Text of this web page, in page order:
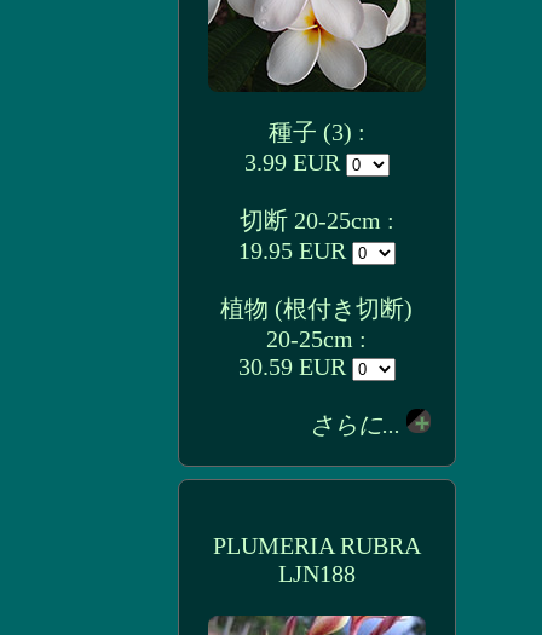
種子 (3) :
3.99 EUR
切断 20-25cm :
19.95 EUR
植物 (根付き切断)
20-25cm :
30.59 EUR
さらに...
PLUMERIA RUBRA
LJN188